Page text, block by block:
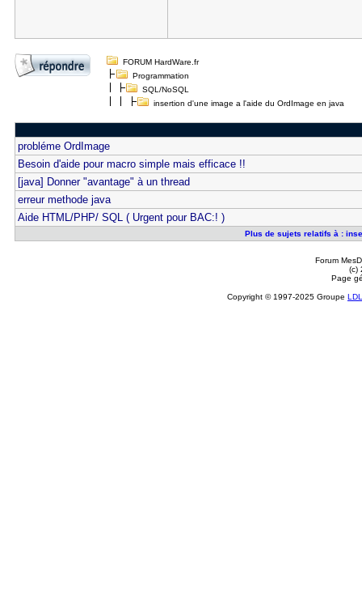
FORUM HardWare.fr
Programmation
SQL/NoSQL
insertion d'une image a l'aide du OrdImage en java
probléme OrdImage
Besoin d'aide pour macro simple mais efficace !!
[java] Donner "avantage" à un thread
erreur methode java
Aide HTML/PHP/ SQL ( Urgent pour BAC:! )
Plus de sujets relatifs à :
Forum
(c)
Page
Copyright © 1997-2025 Groupe